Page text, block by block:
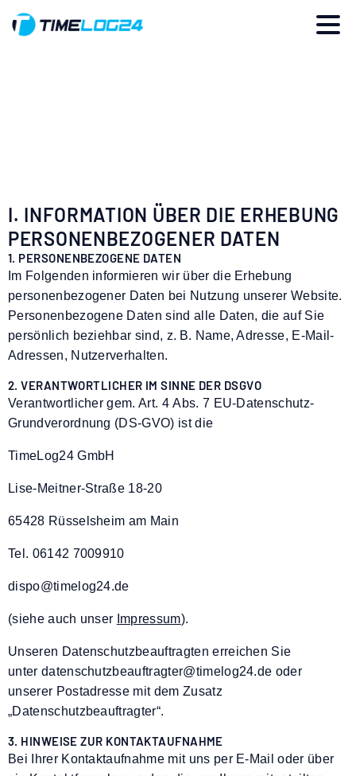
I. INFORMATION ÜBER DIE ERHEBUNG
PERSONENBEZOGENER DATEN
1. PERSONENBEZOGENE DATEN
Im Folgenden informieren wir über die Erhebung
personenbezogener Daten bei Nutzung unserer Website.
Personenbezogene Daten sind alle Daten, die auf Sie
persönlich beziehbar sind, z. B. Name, Adresse, E-Mail-
Adressen, Nutzerverhalten.
2. VERANTWORTLICHER IM SINNE DER DSGVO
Verantwortlicher gem. Art. 4Abs. 7 EU-Datenschutz-
Grundverordnung (DS-GVO) ist die
TimeLog24 GmbH
Lise-Meitner-Straße 18-20
65428 Rüsselsheim am Main
Tel. 06142 7009910
dispo@timelog24.de
(siehe auch unser Impressum).
Unseren Datenschutzbeauftragten erreichen Sie
unter datenschutzbeauftragter@timelog24.de oder
unserer Postadresse mit dem Zusatz
„Datenschutzbeauftragter“.
3. HINWEISE ZUR KONTAKTAUFNAHME
Bei Ihrer Kontaktaufnahme mit uns per E-Mail oder über